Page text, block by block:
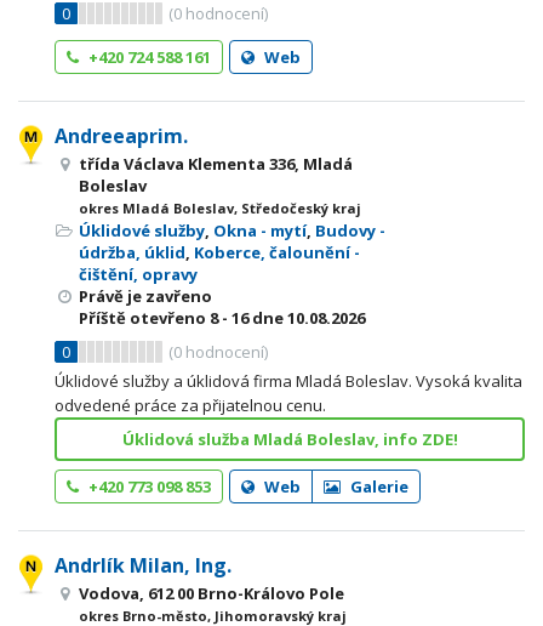
0 (0 hodnocení)
+420 724 588 161
Web
Andreeaprim.
třída Václava Klementa 336, Mladá
Boleslav
okres Mladá Boleslav, Středočeský kraj
Úklidové služby, Okna - mytí, Budovy -
údržba, úklid, Koberce, čalounění -
čištění, opravy
Právě je zavřeno
Příště otevřeno 8 - 16dne 10.08.2026
0
(0 hodnocení)
Úklidové služby a úklidová firma Mladá Boleslav. Vysoká kvalita
odvedené práce za přijatelnou cenu.
Úklidová služba Mladá Boleslav, info ZDE!
+420 773 098 853 Web Galerie
Andrlík Milan, Ing.
Vodova, 612 00 Brno-Královo Pole
okres Brno-město, Jihomoravský kraj